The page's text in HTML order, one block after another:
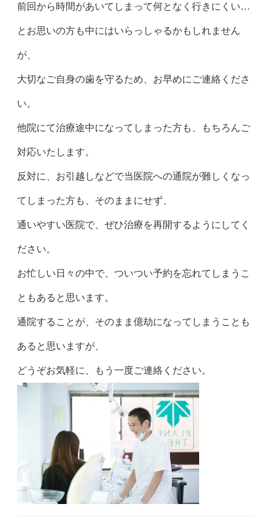
前回から時間があいてしまって何となく行きにくい…
とお思いの方も中にはいらっしゃるかもしれません
が、
大切なご自身の歯を守るため、お早めにご連絡くださ
い。
他院にて治療途中になってしまった方も、もちろんご
対応いたします。
反対に、お引越しなどで当医院への通院が難しくなっ
てしまった方も、そのままにせず、
通いやすい医院で、ぜひ治療を再開するようにしてく
ださい。
お忙しい日々の中で、ついつい予約を忘れてしまうこ
ともあると思います。
通院することが、そのまま億劫になってしまうことも
あると思いますが、
どうぞお気軽に、もう一度ご連絡ください。